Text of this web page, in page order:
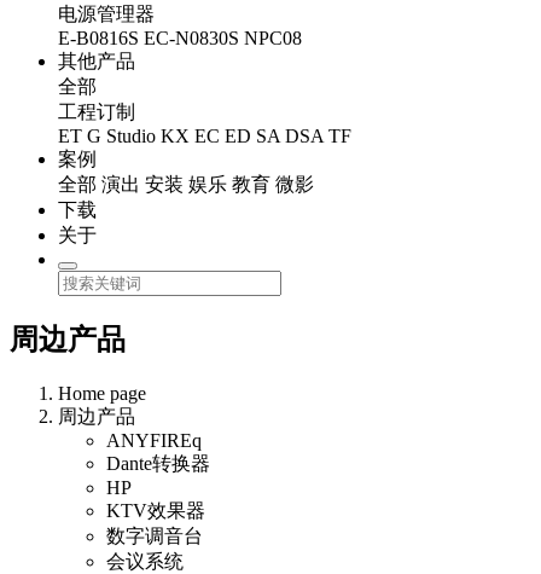
电源管理器
E-B0816S EC-N0830S NPC08
其他产品
全部
工程订制
ET G Studio KX EC ED SA DSA TF
案例
全部 演出 安装 娱乐 教育 微影
下载
关于
周边产品
Home page
周边产品
ANYFIREq
Dante转换器
HP
KTV效果器
数字调音台
会议系统